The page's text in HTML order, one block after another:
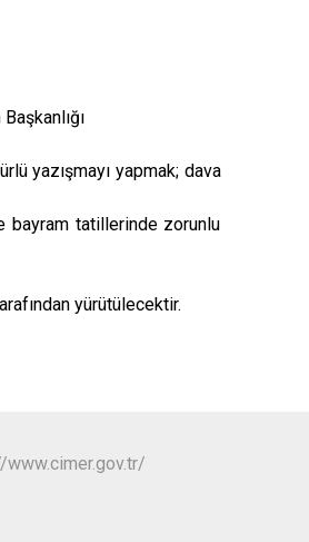
yazışmayı yapmak; dava
tatillerinde zorunlu
yürütülecektir.